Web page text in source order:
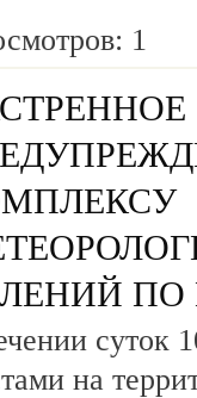
1
ПО
суток
на